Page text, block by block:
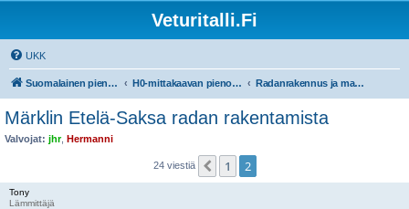
Veturitalli.Fi
UKK
Suomalainen pienoisrautatiefoorumi H0-mittakaavan pienoisrautatiet Radanrakennus ja maisemointi
Märklin Etelä-Saksa radan rakentamista
Valvojat: jhr, Hermanni
24 viestiä Edellinen
1 2
Tony
Lämmittäjä